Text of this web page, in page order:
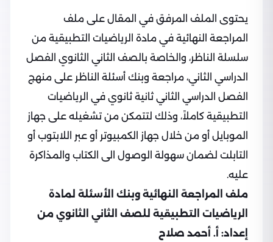
يحتوى الملف المرفق في المقال على ملف
المراجعة النهائية في مادة الرياضيات التطبيقية من
سلسلة الناظر، والخاصة بالصف الثاني الثانوي الفصل
الدراسي الثاني، مراجعة وبنك أسئلة الناظر على منهج
الفصل الدراسي الثاني ثانية ثانوي في الرياضيات
التطبيقية كاملاً، وذلك لتتمكن من تشغيله على جهاز
الموبايل أو من خلال جهاز الكمبيوتر أو عبر اللابتوب أو
التابلت لضمان سهولة الوصول الى الكتاب والمذاكرة
عليه.
ملف المراجعة النهائية وبنك الأسئلة لمادة
الرياضيات التطبيقية للصف الثاني الثانوي من
إعداد: أ. أحمد صلاح